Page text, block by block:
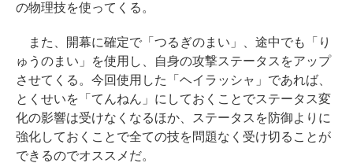
の物理技を使ってくる。
また、開幕に確定で「つるぎのまい」、途中でも「り
ゅうのまい」を使用し、自身の攻撃ステータスをアップ
させてくる。今回使用した「ヘイラッシャ」であれば、
とくせいを「てんねん」にしておくことでステータス変
化の影響は受けなくなるほか、ステータスを防御よりに
強化しておくことで全ての技を問題なく受け切ることが
できるのでオススメだ。